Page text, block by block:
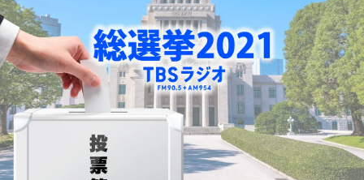
会社情報